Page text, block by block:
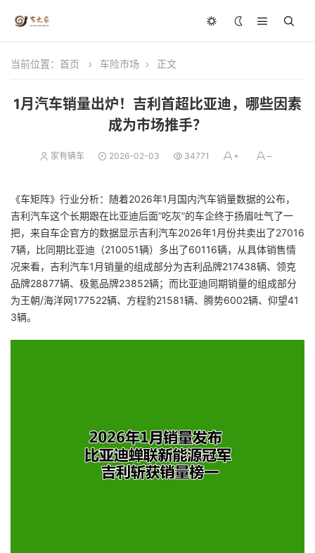
当前位置： 首页 车险市场 正文
1月汽车销量出炉！吉利首超比亚迪，哪些因素
成为市场推手？
家有辆车 2026-02-03 34771
《车矩阵》行业分析：随着2026年1月国内汽车销量数据的公布，
吉利汽车这个长期跟在比亚迪后面“吃灰”的车企终于扬眉吐气了一
把，来自车企官方的数据显示吉利汽车2026年1月份共卖出了27016
7辆，比同期比亚迪（210051辆）多出了60116辆，从具体销售情
况来看，吉利汽车1月销量的组成部分为吉利品牌217438辆、领克
品牌28877辆、极氪品牌23852辆；而比亚迪同期销量的组成部分
为王朝/海洋网177522辆、方程豹21581辆、腾势6002辆、仰望41
3辆。